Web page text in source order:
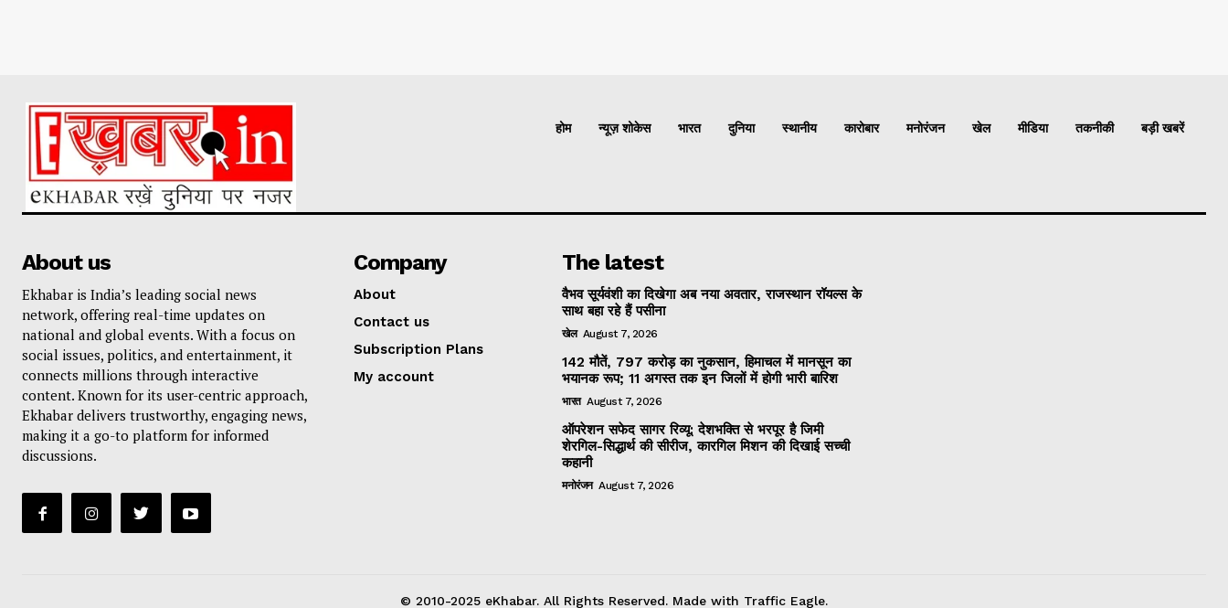
होम न्यूज़ शोकेस भारत दुनिया स्थानीय कारोबार मनोरंजन खेल मीडिया तकनीकी बड़ी खबरें
About us
Ekhabar is India’s leading social news
network, offering real-time updates on
national and global events. With a focus on
social issues, politics, and entertainment, it
connects millions through interactive
content. Known for its user-centric approach,
Ekhabar delivers trustworthy, engaging news,
making it a go-to platform for informed
discussions.
Company
About
Contact us
Subscription Plans
My account
The latest
वैभव सूर्यवंशी का दिखेगा अब नया अवतार, राजस्थान रॉयल्स के
साथ बहा रहे हैं पसीना
खेल August 7, 2026
142 मौतें, 797 करोड़ का नुकसान, हिमाचल में मानसून का
भयानक रूप; 11 अगस्त तक इन जिलों में होगी भारी बारिश
भारत August 7, 2026
ऑपरेशन सफेद सागर रिव्यू: देशभक्ति से भरपूर है जिमी
शेरगिल-सिद्धार्थ की सीरीज, कारगिल मिशन की दिखाई सच्ची
कहानी
मनोरंजन August 7, 2026
© 2010-2025 eKhabar. All Rights Reserved. Made with Traffic Eagle.